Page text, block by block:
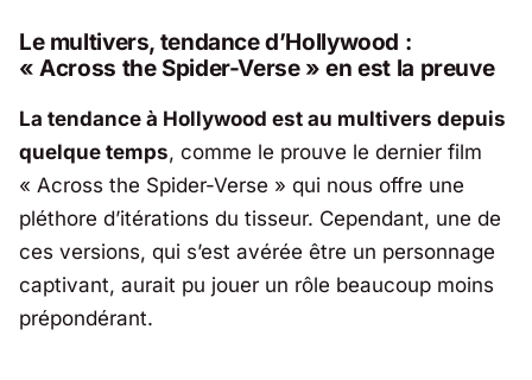
Le multivers, tendance d’Hollywood :
« Across the Spider-Verse » en est la preuve
La tendance à Hollywood est au multivers depuis
quelque temps, comme le prouve le dernier film
« Across the Spider-Verse » qui nous offre une
pléthore d’itérations du tisseur. Cependant, une de
ces versions, qui s’est avérée être un personnage
captivant, aurait pu jouer un rôle beaucoup moins
prépondérant.